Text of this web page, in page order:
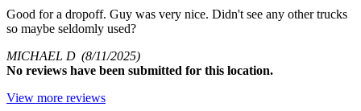
Good for a dropoff. Guy was very nice. Didn't see any other trucks
so maybe seldomly used?
MICHAEL D (8/11/2025)
No reviews have been submitted for this location.
View more reviews